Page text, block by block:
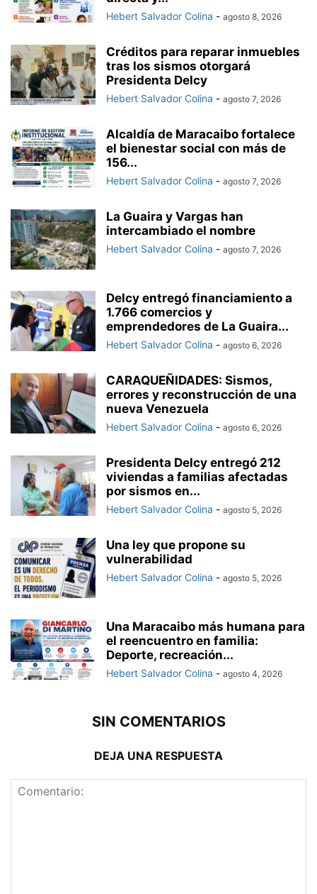
Hebert Salvador Colina - agosto 8, 2026
Créditos para reparar inmuebles
tras los sismos otorgará
Presidenta Delcy
Hebert Salvador Colina - agosto 7, 2026
Alcaldía de Maracaibo fortalece
el bienestar social con más de
156...
Hebert Salvador Colina - agosto 7, 2026
La Guaira y Vargas han
intercambiado el nombre
Hebert Salvador Colina - agosto 7, 2026
Delcy entregó financiamiento a
1.766 comercios y
emprendedores de La Guaira...
Hebert Salvador Colina - agosto 6, 2026
CARAQUEÑIDADES: Sismos,
errores y reconstrucción de una
nueva Venezuela
Hebert Salvador Colina - agosto 6, 2026
Presidenta Delcy entregó 212
viviendas a familias afectadas
por sismos en...
Hebert Salvador Colina - agosto 5, 2026
Una ley que propone su
vulnerabilidad
Hebert Salvador Colina - agosto 5, 2026
Una Maracaibo más humana para
el reencuentro en familia:
Deporte, recreación...
Hebert Salvador Colina - agosto 4, 2026
SIN COMENTARIOS
DEJA UNA RESPUESTA